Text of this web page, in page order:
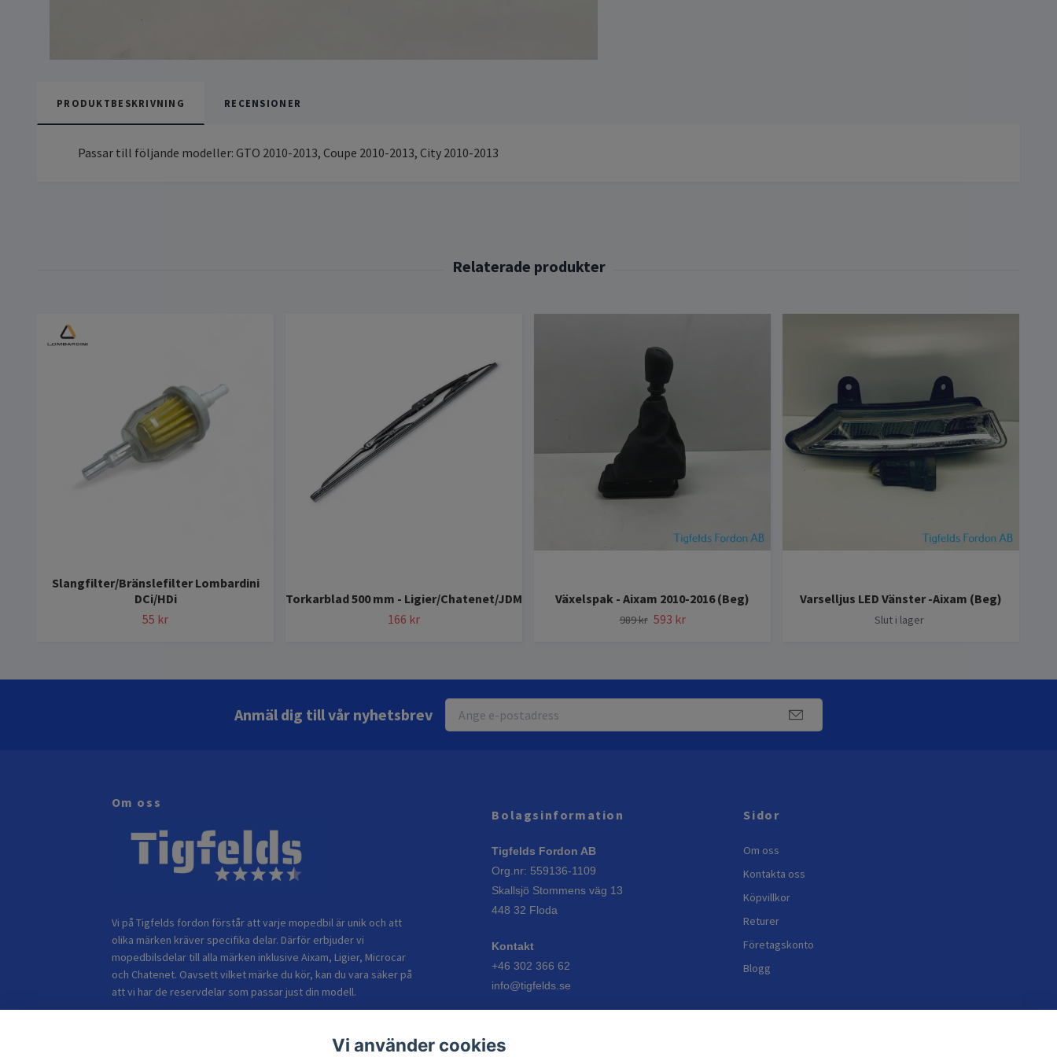
PRODUKTBESKRIVNING RECENSIONER
Passar till följande modeller: GTO 2010-2013, Coupe 2010-2013, City 2010-2013
Slangfilter/Bränslefilter Lombardini
DCi/HDi
55 kr
Torkarblad 500 mm - Ligier/Chatenet/JDM
166 kr
Växelspak - Aixam 2010-2016 (Beg)
989 kr 593 kr
Varselljus LED Vänster -Aixam (Beg)
Slut i lager
Anmäl dig till vår nyhetsbrev
Om oss
Vi på Tigfelds fordon förstår att varje mopedbil är unik och att
olika märken kräver specifika delar. Därför erbjuder vi
mopedbilsdelar till alla märken inklusive Aixam, Ligier, Microcar
och Chatenet. Oavsett vilket märke du kör, kan du vara säker på
att vi har de reservdelar som passar just din modell.
Bolagsinformation
Tigfelds Fordon AB
Org.nr: 559136-1109
Skallsjö Stommens väg 13
448 32 Floda
Kontakt
+46 302 366 62
info@tigfelds.se
Vardagar: 08:00–17:00
Sidor
Om oss
Kontakta oss
Köpvillkor
Returer
Företagskonto
Blogg
Vi använder cookies